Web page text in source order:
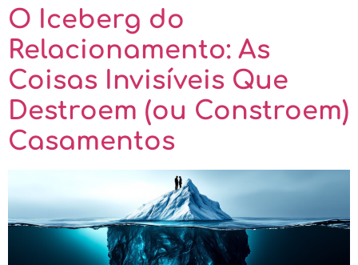
O Iceberg do
Relacionamento: As
Coisas Invisíveis Que
Destroem (ou Constroem)
Casamentos